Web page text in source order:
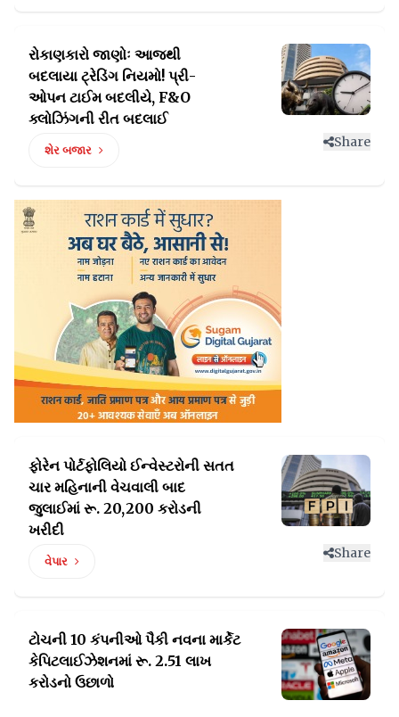
રોકાણકારો જાણોઃ આજથી
બદલાયા ટ્રેડિંગ નિયમો! પ્રી-
ઓપન ટાઈમ બદલીયે, F&O
ક્લોઝિંગની રીત બદલાઈ
શેર બજાર
Share
ફોરેન પોર્ટફોલિયો ઈન્વેસ્ટરોની સતત
ચાર મહિનાની વેચવાલી બાદ
જુલાઈમાં રૂ. 20,200 કરોડની
ખરીદી
વેપાર
Share
ટોચની 10 કંપનીઓ પૈકી નવના માર્કેટ
કેપિટલાઈઝેશનમાં રૂ. 2.51 લાખ
કરોડનો ઉછાળો